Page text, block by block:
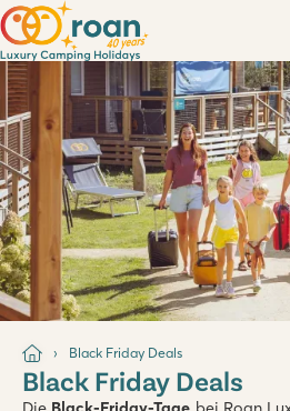
Black Friday Deals
Black Friday Deals